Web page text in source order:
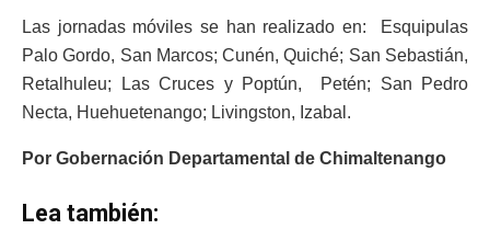
Las jornadas móviles se han realizado en: Esquipulas
Palo Gordo, San Marcos; Cunén, Quiché; San Sebastián,
Retalhuleu; Las Cruces y Poptún, Petén; San Pedro
Necta, Huehuetenango; Livingston, Izabal.
Por Gobernación Departamental de Chimaltenango
Lea también: